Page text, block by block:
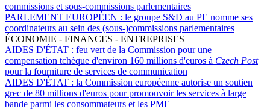
commissions et sous-commissions parlementaires
PARLEMENT EUROPÉEN : le groupe S&D au PE nomme ses
coordinateurs au sein des (sous-)commissions parlementaires
ÉCONOMIE - FINANCES - ENTREPRISES
AIDES D'ÉTAT : feu vert de la Commission pour une
compensation tchèque d'environ 160 millions d'euros à Czech Post
pour la fourniture de services de communication
AIDES D'ÉTAT : la Commission européenne autorise un soutien
grec de 80 millions d'euros pour promouvoir les services à large
bande parmi les consommateurs et les PME